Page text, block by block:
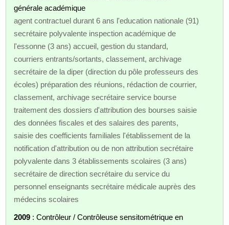
générale académique
agent contractuel durant 6 ans l'education nationale (91)
secrétaire polyvalente inspection académique de
l'essonne (3 ans) accueil, gestion du standard,
courriers entrants/sortants, classement, archivage
secrétaire de la diper (direction du pôle professeurs des
écoles) préparation des réunions, rédaction de courrier,
classement, archivage secrétaire service bourse
traitement des dossiers d'attribution des bourses saisie
des données fiscales et des salaires des parents,
saisie des coefficients familiales l'établissement de la
notification d'attribution ou de non attribution secrétaire
polyvalente dans 3 établissements scolaires (3 ans)
secrétaire de direction secrétaire du service du
personnel enseignants secrétaire médicale auprès des
médecins scolaires
2009 : Contrôleur / Contrôleuse sensitométrique en